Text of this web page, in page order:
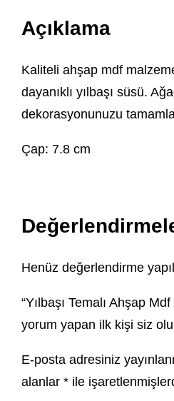
Açıklama
Kaliteli ahşap mdf
dayanıklı yılbaşı süsü.
dekorasyonunuzu
Çap: 7.8 cm
Henüz değerlendirme
“Yılbaşı Temalı Ahşap
yorum yapan ilk kişi siz
E-posta adresiniz
alanlar* ile